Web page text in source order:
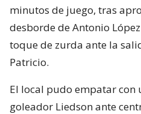
minutos de juego, tras
desborde de Antonio
toque de zurda ante la
Patricio.
El local pudo empatar con
goleador Liedson ante